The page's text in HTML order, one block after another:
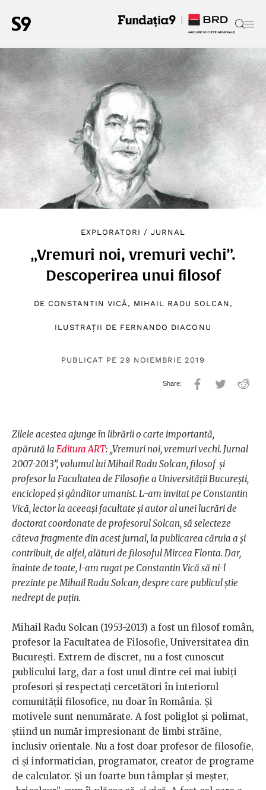
EXPLORATORI /JURNAL
„Vremuri noi, vremuri vechi”.
Descoperirea unui filosof
DE CONSTANTIN VICĂ , MIHAIL RADU SOLCAN ,
ILUSTRAȚII DE FERNANDO DIACONU
PUBLICAT PE 29 NOIEMBRIE 2019
Zilele acestea ajunge în librării o carte importantă,
apărută la Editura ART: „Vremuri noi, vremuri vechi. Jurnal
2007-2013”, volumul lui Mihail Radu Solcan, filosof și
profesor la Facultatea de Filosofie a Universității București,
encicloped și gânditor umanist. L-am invitat pe Constantin
Vică, lector la aceeași facultate și autor al unei lucrări de
doctorat coordonate de profesorul Solcan, să selecteze
câteva fragmente din acest jurnal, la publicarea căruia a și
contribuit, de alfel, alături de filosoful Mircea Flonta. Dar,
înainte de toate, l-am rugat pe Constantin Vică să ni-l
prezinte pe Mihail Radu Solcan, despre care publicul știe
nedrept de puțin.
Mihail Radu Solcan (1953-2013) a fost un filosof român,
profesor la Facultatea de Filosofie, Universitatea din
București. Extrem de discret, nu a fost cunoscut
publicului larg, dar a fost unul dintre cei mai iubiți
profesori și respectați cercetători în interiorul
comunității filosofice, nu doar în România. Și
motivele sunt nenumărate. A fost poliglot și polimat,
știind un număr impresionant de limbi străine,
inclusiv orientale. Nu a fost doar profesor de filosofie,
ci și informatician, programator, creator de programe
de calculator. Și un foarte bun tâmplar și meșter,